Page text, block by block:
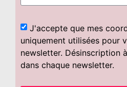
J'accepte que mes
uniquement utilisées pour
newsletter. Désinscription
dans chaque newsletter.